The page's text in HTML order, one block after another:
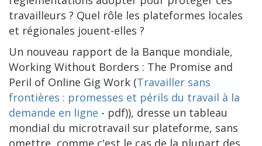
travailleurs ? Quel rôle les plateformes locales
et régionales jouent-elles ?
Un nouveau rapport de la Banque mondiale,
Working Without Borders : The Promise and
Peril of Online Gig Work (Travailler sans
frontières : promesses et périls du travail à la
demande en ligne - pdf)), dresse un tableau
mondial du microtravail sur plateforme, sans
omettre, comme c'est le cas de la plupart des